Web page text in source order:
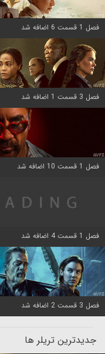
فصل 1 قسمت 6 اضافه شد
فصل 3 قسمت 1 اضافه شد
فصل 1 قسمت 10 اضافه شد
فصل 1 قسمت 4 اضافه شد
فصل 3 قسمت 2 اضافه شد
جدیدترین تریلر ها